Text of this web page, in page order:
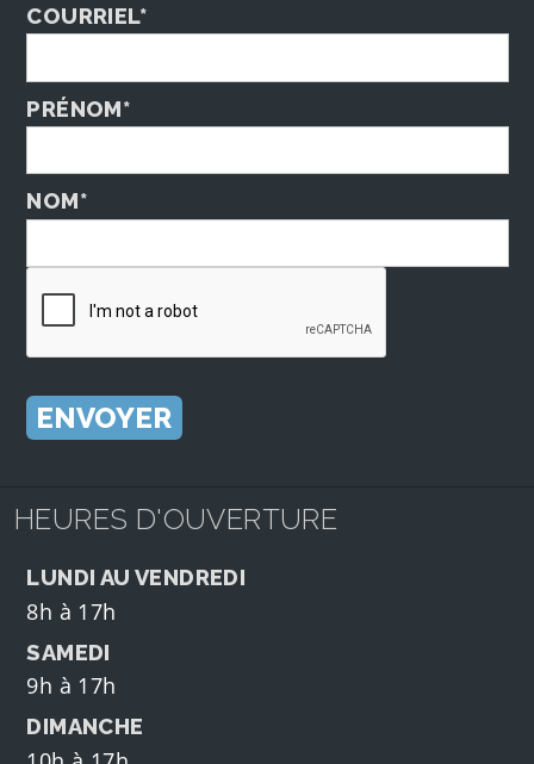
COURRIEL*
PRÉNOM*
NOM*
HEURES D'OUVERTURE
LUNDI AU VENDREDI
8h à 17h
SAMEDI
9h à 17h
DIMANCHE